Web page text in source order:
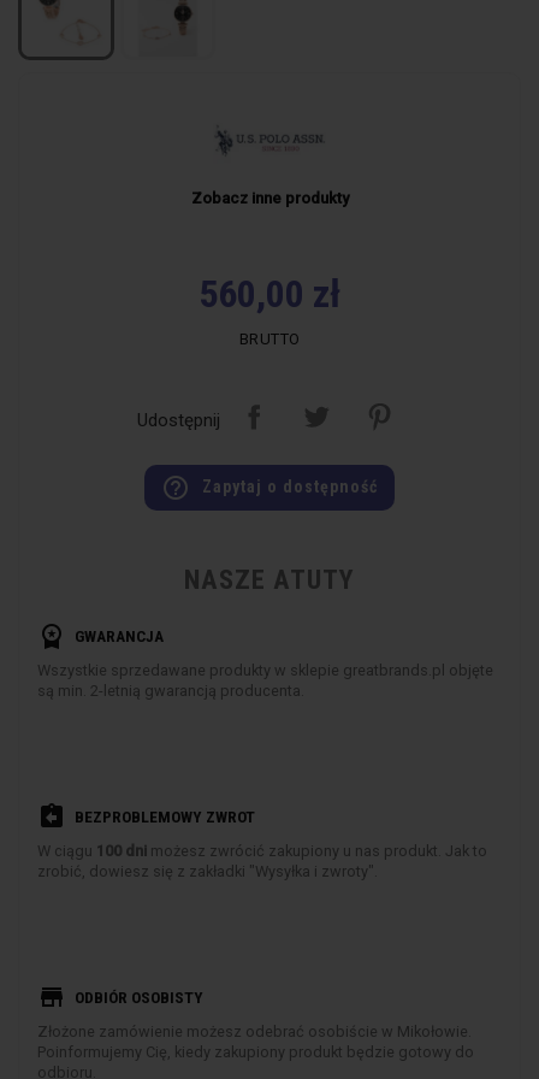
Zobacz inne produkty
560,00 zł
BRUTTO
Udostępnij
help_outline Zapytaj o dostępność
NASZE ATUTY
workspace_premium GWARANCJA
Wszystkie sprzedawane produkty w sklepie greatbrands.pl objęte
są min. 2-letnią gwarancją producenta.
assignment_return BEZPROBLEMOWY ZWROT
W ciągu 100 dni możesz zwrócić zakupiony u nas produkt. Jak to
zrobić, dowiesz się z zakładki "Wysyłka i zwroty".
store ODBIÓR OSOBISTY
Złożone zamówienie możesz odebrać osobiście w Mikołowie.
Poinformujemy Cię, kiedy zakupiony produkt będzie gotowy do
odbioru.